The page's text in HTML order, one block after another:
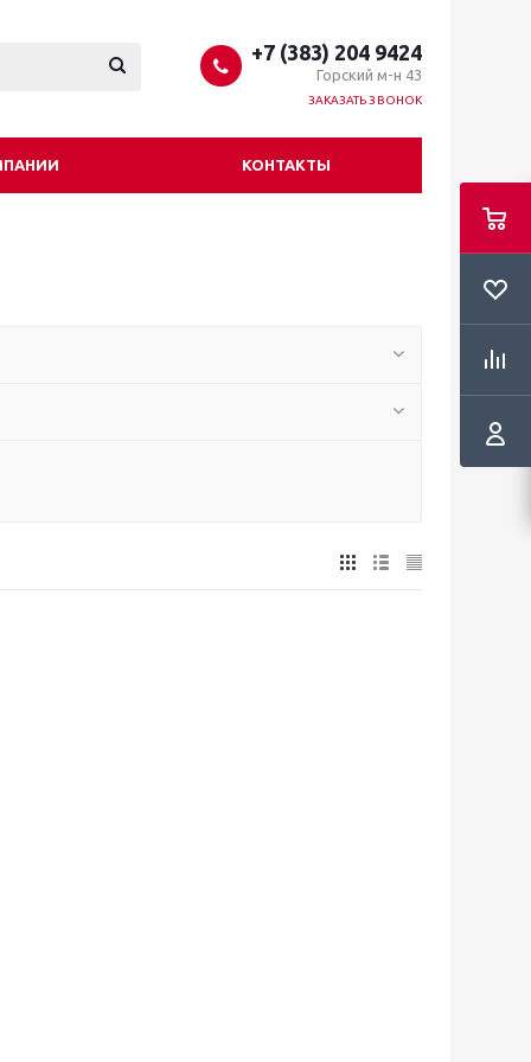
+7 (383) 204 9424
Горский м-н 43
ЗАКАЗАТЬ ЗВОНОК
КОНТАКТЫ